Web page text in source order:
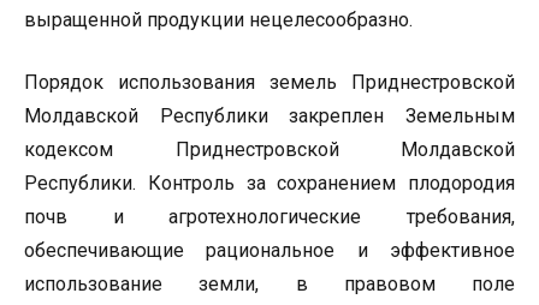
выращенной продукции нецелесообразно.
Порядок использования земель Приднестровской
Молдавской Республики закреплен Земельным
кодексом Приднестровской Молдавской
Республики. Контроль за сохранением плодородия
почв и агротехнологические требования,
обеспечивающие рациональное и эффективное
использование земли, в правовом поле